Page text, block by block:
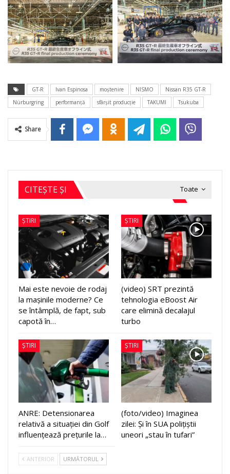
GT-R Ivan Espinosa moștenire NISMO
Nissan R35 GT-R
Nürburgring
performanță sfârșit producție TAKUMI Tsukuba
Share
Toate
CITEȘTE ȘI
ȘTIRI
Mai este nevoie de rodaj
la mașinile moderne? Ce
se întâmplă, de fapt, sub
capotă în…
ȘTIRI
(video) SRT prezintă
tehnologia eBoost Air
care elimină decalajul
turbo
ȘTIRI
ANRE: Detensionarea
relativă a situației din Golf
influențează prețurile la…
ȘTIRI
(foto/video) Imaginea
zilei: Și în SUA polițiștii
uneori „stau în tufari”
ANTERIOR URMĂTORUL